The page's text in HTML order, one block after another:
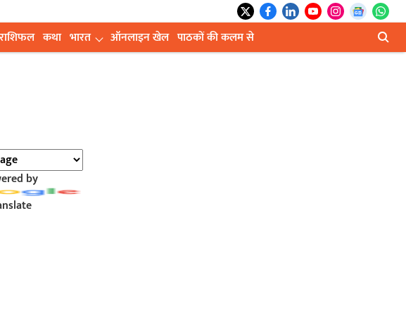
कथा भारत ऑनलाइन खेल पाठकों की कलम से
by